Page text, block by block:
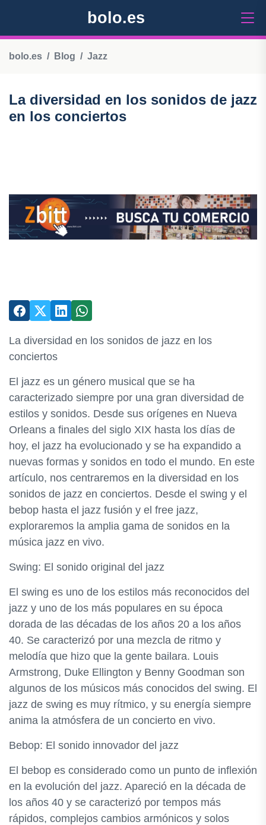
bolo.es
bolo.es Blog Jazz
La diversidad en los sonidos de jazz
en los conciertos
La diversidad en los sonidos de jazz en los
conciertos
El jazz es un género musical que se ha
caracterizado siempre por una gran diversidad de
estilos y sonidos. Desde sus orígenes en Nueva
Orleans a finales del siglo XIX hasta los días de
hoy, el jazz ha evolucionado y se ha expandido a
nuevas formas y sonidos en todo el mundo. En este
artículo, nos centraremos en la diversidad en los
sonidos de jazz en conciertos. Desde el swing y el
bebop hasta el jazz fusión y el free jazz,
exploraremos la amplia gama de sonidos en la
música jazz en vivo.
Swing: El sonido original del jazz
El swing es uno de los estilos más reconocidos del
jazz y uno de los más populares en su época
dorada de las décadas de los años 20 a los años
40. Se caracterizó por una mezcla de ritmo y
melodía que hizo que la gente bailara. Louis
Armstrong, Duke Ellington y Benny Goodman son
algunos de los músicos más conocidos del swing. El
jazz de swing es muy rítmico, y su energía siempre
anima la atmósfera de un concierto en vivo.
Bebop: El sonido innovador del jazz
El bebop es considerado como un punto de inflexión
en la evolución del jazz. Apareció en la década de
los años 40 y se caracterizó por tempos más
rápidos, complejos cambios armónicos y solos